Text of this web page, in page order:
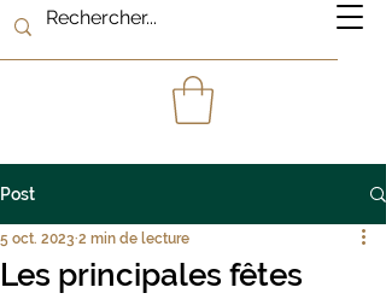
Post
Les principales fêtes
5 oct. 2023 2 min de lecture